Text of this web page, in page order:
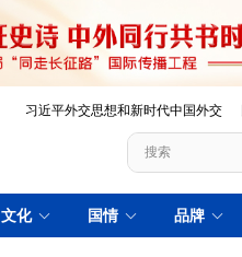
习近平外交思想和新时代中国外交
文化 国情 品牌